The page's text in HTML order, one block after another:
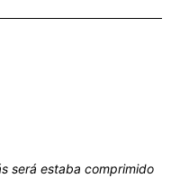
será estaba comprimido